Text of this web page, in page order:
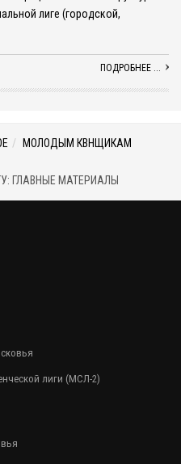
лиге (городской,
ПОДРОБНЕЕ ...
МОЛОДЫМ КВНЩИКАМ
ГЛАВНЫЕ МАТЕРИАЛЫ
лиги (МСЛ-2)